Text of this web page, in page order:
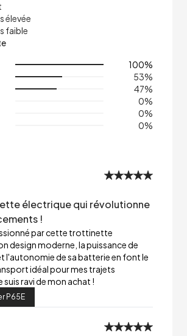
élevée
faible
100%
53%
47%
0%
0%
0%
électrique qui révolutionne
!
par cette trottinette
design moderne, la puissance de
l'autonomie de sa batterie en font le
idéal pour mes trajets
suis ravi de mon achat !
P65E